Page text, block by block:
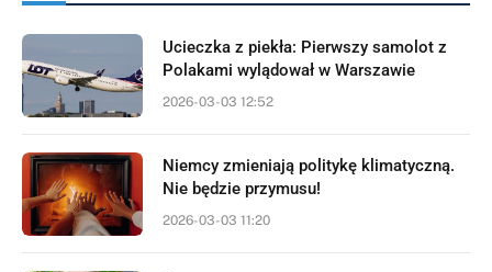
Ucieczka z piekła: Pierwszy samolot z
Polakami wylądował w Warszawie
2026-03-03 12:52
Niemcy zmieniają politykę klimatyczną.
Nie będzie przymusu!
2026-03-03 11:20